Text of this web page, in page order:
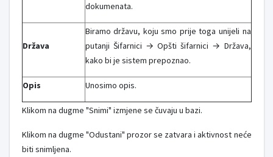
dokumenata.
Država
Biramo državu, koju smo prije toga unijeli na
putanji Šifarnici → Opšti šifarnici → Država,
kako bi je sistem prepoznao.
Opis Unosimo opis.
Klikom na dugme "Snimi" izmjene se čuvaju u bazi.
Klikom na dugme "Odustani" prozor se zatvara i aktivnost neće
biti snimljena.